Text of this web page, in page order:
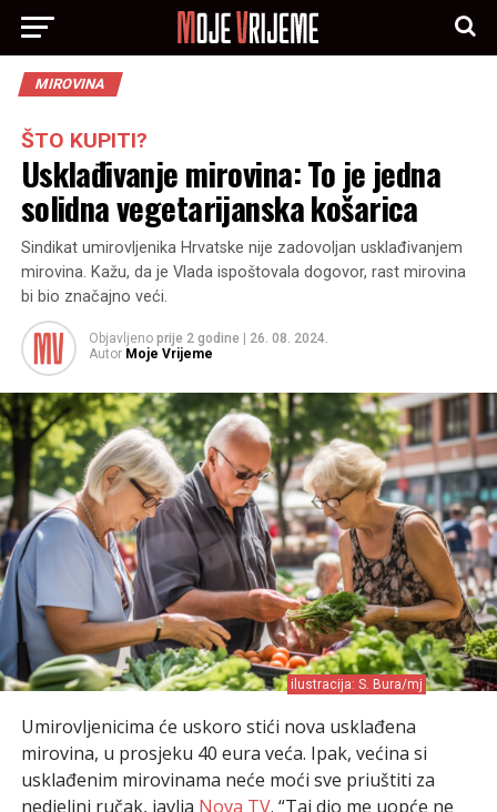
MIROVINA
ŠTO KUPITI?
Usklađivanje mirovina: To je jedna
solidna vegetarijanska košarica
Sindikat umirovljenika Hrvatske nije zadovoljan usklađivanjem
mirovina. Kažu, da je Vlada ispoštovala dogovor, rast mirovina
bi bio značajno veći.
Objavljeno prije 2 godine
26. 08. 2024.
Autor Moje Vrijeme
ilustracija: S. Bura/mj
Umirovljenicima će uskoro stići nova usklađena
mirovina, u prosjeku 40 eura veća. Ipak, većina si
usklađenim mirovinama neće moći sve priuštiti za
nedjeljni ručak, javlja Nova TV. “Taj dio me uopće ne